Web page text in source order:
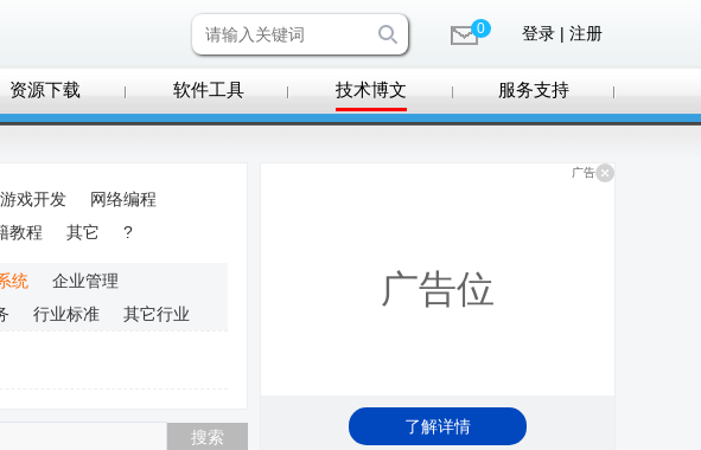
0 登录 | 注册
资源下载 软件工具 技术博文 服务支持
游戏开发
网络编程
教程 其它 ?
统
企业管理
行业标准 其它行业
广告
广告位
了解详情